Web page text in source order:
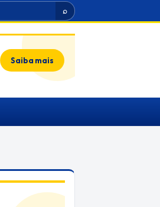
⌕
Saiba mais